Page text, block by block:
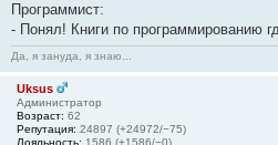
Программист:
- Понял! Книги по программированию
Да, я зануда, я знаю...
Uksus
Администратор
Возраст: 62
Репутация: 24897 (+24972/−75)
Лояльность: 1586 (+1586/−0)